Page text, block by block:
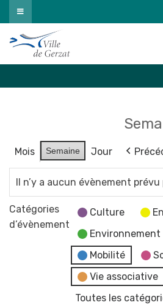
Passer
au
contenu
Mois Semaine Jour
Il n’y a aucun évènement
Catégories
d’évènement
Culture
Environnement
Mobilité
Vie associative
Toutes les